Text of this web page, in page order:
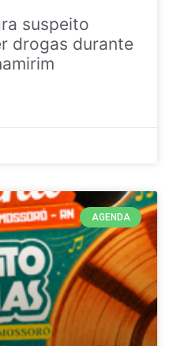
suspeito
drogas durante
AGENDA